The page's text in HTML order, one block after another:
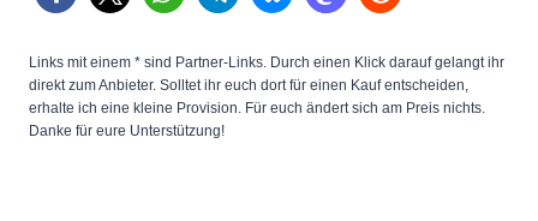
Links mit einem * sind Partner-Links. Durch einen Klick darauf gelangt ihr
direkt zum Anbieter. Solltet ihr euch dort für einen Kauf entscheiden,
erhalte ich eine kleine Provision. Für euch ändert sich am Preis nichts.
Danke für eure Unterstützung!